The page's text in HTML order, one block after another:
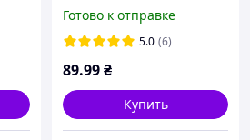
Готово к отправке
5.0 (6)
89.99₴
Купить